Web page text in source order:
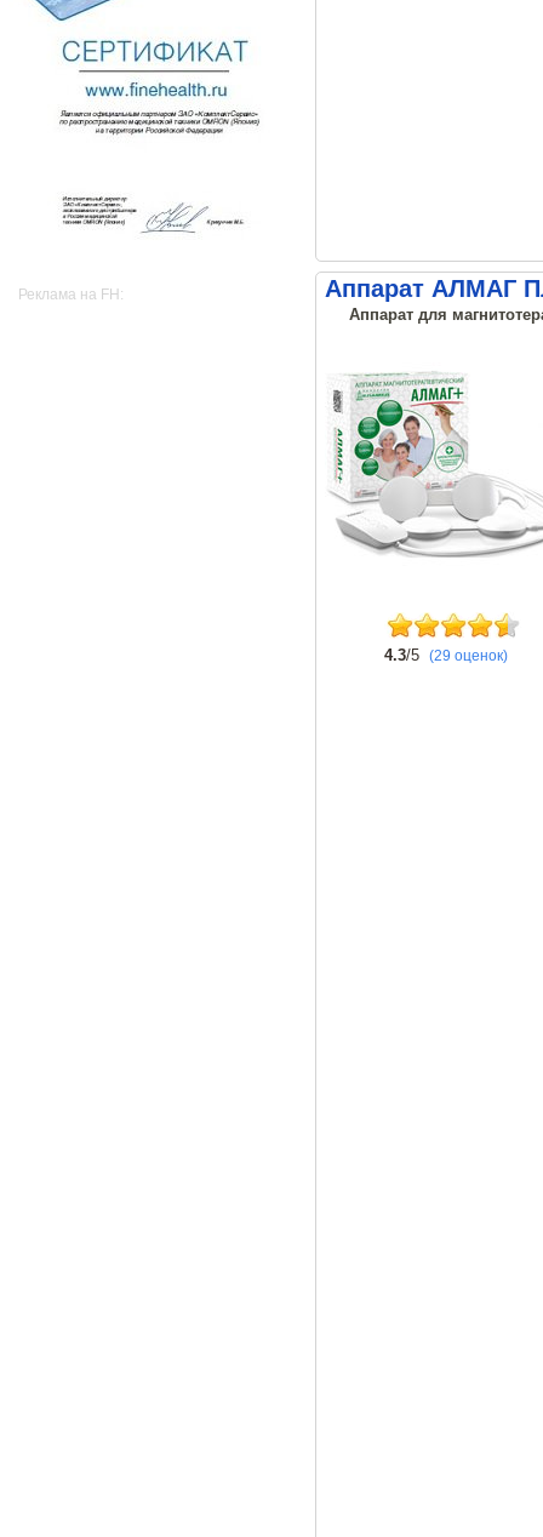
Реклама на FH: Аппарат АЛМАГ
Аппарат для
4.3/5 (29 оценок)